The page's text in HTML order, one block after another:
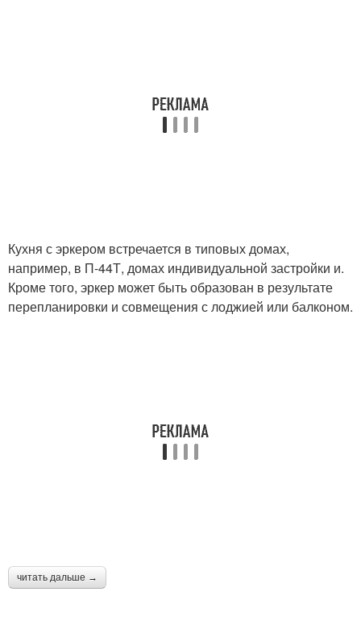
Кухня с эркером встречается в типовых домах,
например, в П-44Т, домах индивидуальной застройки и.
Кроме того, эркер может быть образован в результате
перепланировки и совмещения с лоджией или балконом.
читать дальше →